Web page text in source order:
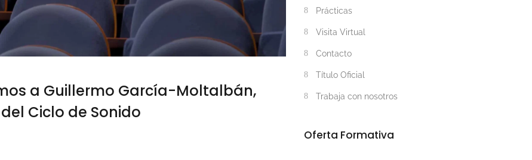
a Guillermo García-Moltalbán,
Ciclo de Sonido
Prácticas
Visita Virtual
Contacto
Título Oficial
Trabaja con nosotros
Oferta Formativa